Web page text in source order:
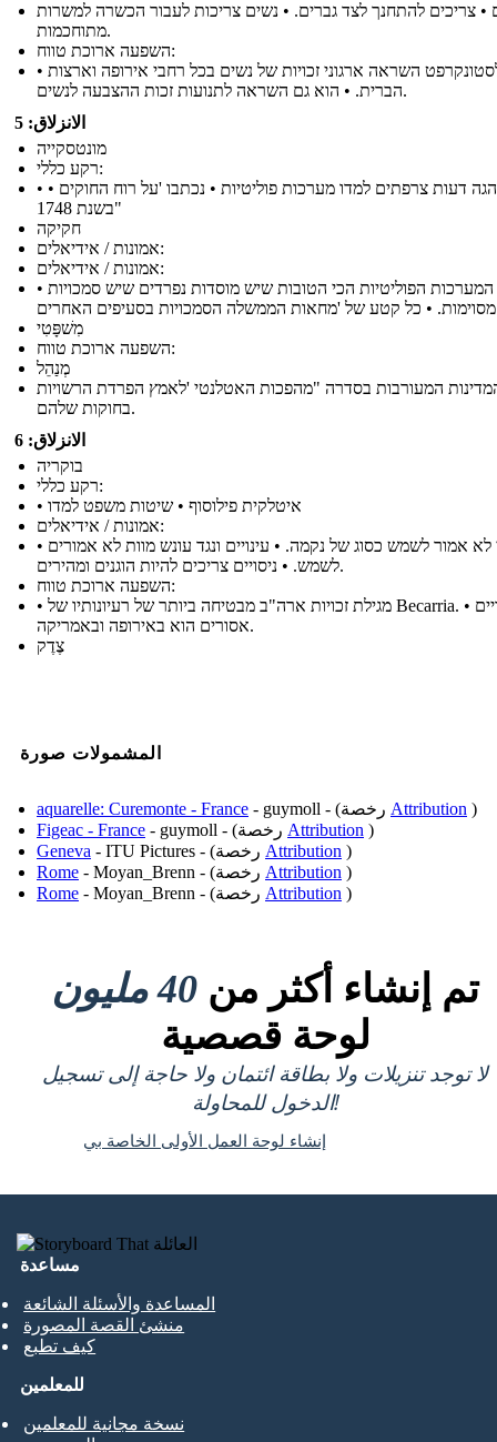
• צריכים להתחנך לצד גברים. • נשים צריכות לעבור הכשרה למשרות
מתוחכמות.
השפעה ארוכת טווח:
• וולסטונקרפט השראה ארגוני זכויות של נשים בכל רחבי אירופה וארצות
הברית. • הוא גם השראה לתנועות זכות ההצבעה לנשים.
الانزلاق: 5
מונטסקייה
רקע כללי:
• • סופר והגה דעות צרפתים למדו מערכות פוליטיות • נכתבו 'על רוח החוקים
"בשנת 1748
חקיקה
אמונות / אידיאלים:
אמונות / אידיאלים:
• המערכות הפוליטיות הכי הטובות שיש מוסדות נפרדים שיש סמכויות
מִשׁפָּטִי
השפעה ארוכת טווח:
מְנַהֵל
המעורבות בסדרה "מהפכות האטלנטי 'לאמץ הפרדת הרשויות
בחוקות שלהם.
الانزلاق: 6
בוקריה
רקע כללי:
• איטלקית פילוסוף • שיטות משפט למדו
אמונות / אידיאלים:
• חוקי לא אמור לשמש כסוג של נקמה. • עינויים ונגד עונש מוות לא אמורים
לשמש. • ניסויים צריכים להיות הוגנים ומהירים.
השפעה ארוכת טווח:
• מגילת זכויות ארה"ב מבטיחה ביותר של רעיונותיו של Becarria. • העינויים
אסורים הוא באירופה ובאמריקה.
צֶדֶק
المشمولات صورة
aquarelle: Curemonte - France Attribution )
Figeac - France
Attribution )
Geneva
Attribution )
Rome
Attribution )
Rome
Attribution )
تم إنشاء أكثر من 40 مليون
لوحة قصصية
لا توجد تنزيلات ولا بطاقة ائتمان ولا حاجة إلى تسجيل
الدخول للمحاولة!
إنشاء لوحة العمل الأولى الخاصة بي
مساعدة
المساعدة والأسئلة الشائعة
منشئ القصة المصورة
كيف تطبع
للمعلمين
نسخة مجانية للمعلمين